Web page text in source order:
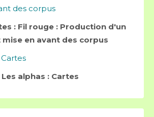
: Fil rouge : Production d'un
mise en avant des corpus
Les alphas : Cartes